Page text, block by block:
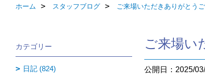
ホーム スタッフブログ ご来場いただきありがとう
ご来場い
公開日：2025/
カテゴリー
日記 (824)